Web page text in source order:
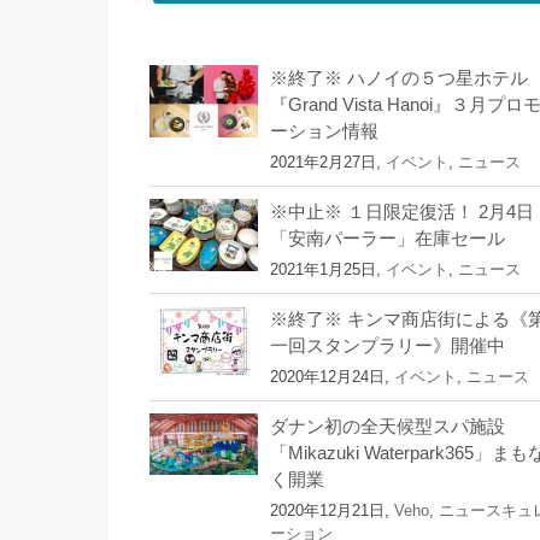
※終了※ ハノイの５つ星ホテル
『Grand Vista Hanoi』３月プロモ
ーション情報
2021年2月27日, イベント ニュース
※中止※ １日限定復活！ 2月4日
「安南パーラー」在庫セール
2021年1月25日, イベント ニュース
※終了※ キンマ商店街による《
一回スタンプラリー》開催中
2020年12月24日, イベント ニュース
ダナン初の全天候型スパ施設
「Mikazuki Waterpark365」まも
く開業
2020年12月21日, Veho
ニュースキュ
ーション